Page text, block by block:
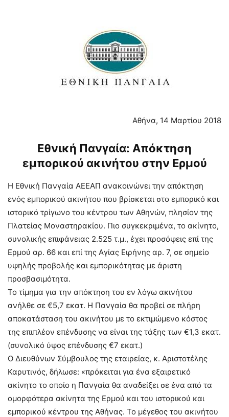
Αθήνα, 14 Μαρτίου 2018
Εθνική Πανγαία: Απόκτηση
εμπορικού ακινήτου στην Ερμού
Η Εθνική Πανγαία ΑΕΕΑΠ ανακοινώνει την απόκτηση
ενός εμπορικού ακινήτου που βρίσκεται στο εμπορικό και
ιστορικό τρίγωνο του κέντρου των Αθηνών, πλησίον της
Πλατείας Μοναστηρακίου. Πιο συγκεκριμένα, το ακίνητο,
συνολικής επιφάνειας 2.525 τ.μ., έχει προσόψεις επί της
Ερμού αρ. 66 και επί της Αγίας Ειρήνης αρ. 7, σε σημείο
υψηλής προβολής και εμπορικότητας με άριστη
προσβασιμότητα.
Το τίμημα για την απόκτηση του εν λόγω ακινήτου
ανήλθε σε €5,7 εκατ. Η Πανγαία θα προβεί σε πλήρη
αποκατάσταση του ακινήτου με το εκτιμώμενο κόστος
της επιπλέον επένδυσης να είναι της τάξης των €1,3 εκατ.
(συνολικό ύψος επένδυσης €7 εκατ.)
Ο Διευθύνων Σύμβουλος της εταιρείας, κ. Αριστοτέλης
Καρυτινός, δήλωσε: «πρόκειται για ένα εξαιρετικό
ακίνητο το οποίο η Πανγαία θα αναδείξει σε ένα από τα
ομορφότερα ακίνητα της Ερμού και του ιστορικού και
εμπορικού κέντρου της Αθήνας. Το μέγεθος του ακινήτου